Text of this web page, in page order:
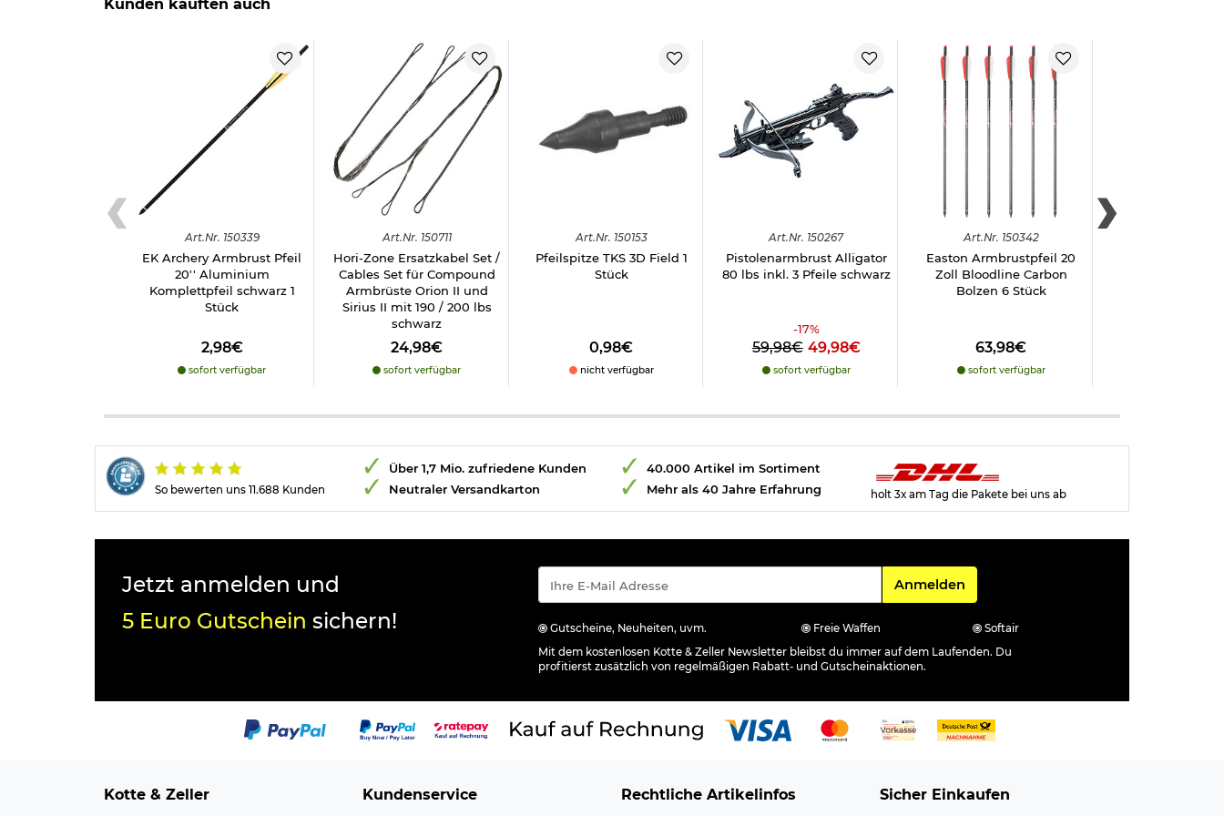
Verantwortliche Person für die EU
Kunden kauften auch
Art.Nr. 150339
EK Archery Armbrust Pfeil
20'' Aluminium
Komplettpfeil schwarz 1
Stück
2,98€
sofort verfügbar
Art.Nr. 150711
Hori-Zone Ersatzkabel Set /
Cables Set für Compound
Armbrüste Orion II und
Sirius II mit 190 / 200 lbs
schwarz
24,98€
sofort verfügbar
Art.Nr. 150153
Pfeilspitze TKS 3D Field 1
Stück
0,98€
nicht verfügbar
Art.Nr. 150267
Pistolenarmbrust Alligator
80 lbs inkl. 3 Pfeile schwarz
-17%
59,98€ 49,98€
sofort verfügbar
Art.Nr. 150342
Easton Armbrustpfeil 20
Zoll Bloodline Carbon
Bolzen 6 Stück
63,98€
sofort verfügbar
So bewerten uns 11.688 Kunden
Über 1,7 Mio. zufriedene Kunden
Neutraler Versandkarton
40.000 Artikel im Sortiment
Mehr als 40 Jahre Erfahrung
holt 3x am Tag die Pakete bei uns ab
Jetzt anmelden und
5 Euro Gutschein sichern!
Für den Newsletter
Anmelden
Gutscheine, Neuheiten, uvm. Freie Waffen
Softair
Mit dem kostenlosen Kotte & Zeller Newsletter bleibst du immer auf dem Laufenden. Du
profitierst zusätzlich von regelmäßigen Rabatt- und Gutscheinaktionen.
Kotte & Zeller Kundenservice Rechtliche Artikelinfos Sicher Einkaufen